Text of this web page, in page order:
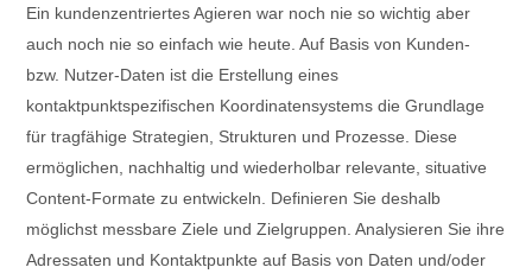
Ein kundenzentriertes Agieren war noch nie so wichtig aber
auch noch nie so einfach wie heute. Auf Basis von Kunden-
bzw. Nutzer-Daten ist die Erstellung eines
kontaktpunktspezifischen Koordinatensystems die Grundlage
für tragfähige Strategien, Strukturen und Prozesse. Diese
ermöglichen, nachhaltig und wiederholbar relevante, situative
Content-Formate zu entwickeln. Definieren Sie deshalb
möglichst messbare Ziele und Zielgruppen. Analysieren Sie ihre
Adressaten und Kontaktpunkte auf Basis von Daten und/oder